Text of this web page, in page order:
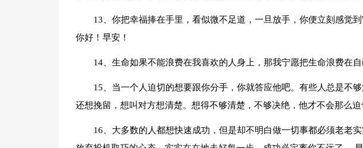
13、你把幸福捧在手里，看似微不足道，一旦放手，你便立刻感觉
你好！早安！
14、生命如果不能浪费在我喜欢的人身上，那我宁愿把生命浪费在自
15、当一个人迫切的想要跟你分手，你就答应他吧。有些人总是不
还想挽留，想叫对方想清楚。想得不够清楚，不够决绝，他才不会那么迫
16、大多数的人都想快速成功，但是却不明白做一切事都必须老老